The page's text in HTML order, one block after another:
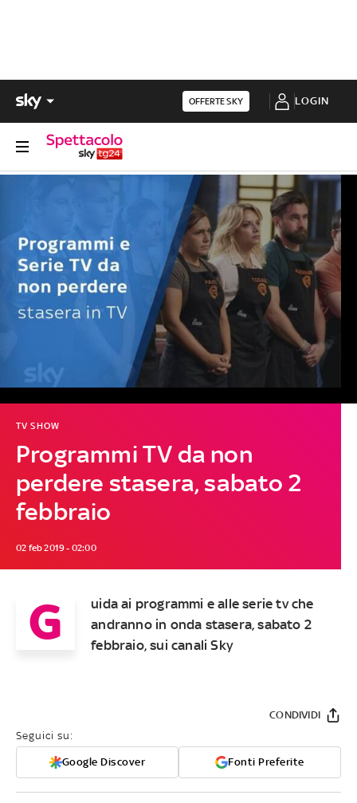
OFFERTE SKY LOGIN
Programmi TV da non
perdere stasera, sabato 2
febbraio
TV SHOW
02 feb 2019 - 02:00
G
uida ai programmi e alle serie tv che
andranno in onda stasera, sabato 2
febbraio, sui canali Sky
Seguici su:
Google Discover Fonti Preferite
CONDIVIDI